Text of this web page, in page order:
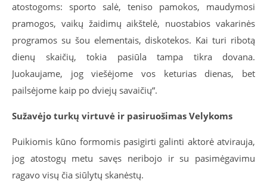
atostogoms: sporto salė, teniso pamokos, maudymosi
pramogos, vaikų žaidimų aikštelė, nuostabios vakarinės
programos su šou elementais, diskotekos. Kai turi ribotą
dienų skaičių, tokia pasiūla tampa tikra dovana.
Juokaujame, jog viešėjome vos keturias dienas, bet
pailsėjome kaip po dviejų savaičių“.
Sužavėjo turkų virtuvė ir pasiruošimas Velykoms
Puikiomis kūno formomis pasigirti galinti aktorė atvirauja,
jog atostogų metu savęs neribojo ir su pasimėgavimu
ragavo visų čia siūlytų skanėstų.